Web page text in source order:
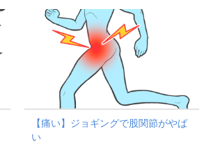
【痛い】ジョギングで股関節がやば
い